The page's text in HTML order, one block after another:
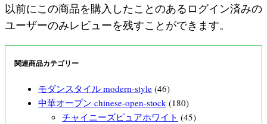
以前にこの商品を購入したことのあるログイン済みの
ユーザーのみレビューを残すことができます。
関連商品カテゴリー
モダンスタイル modern-style (46)
中華オープン chinese-open-stock (180)
チャイニーズピュアホワイト (45)